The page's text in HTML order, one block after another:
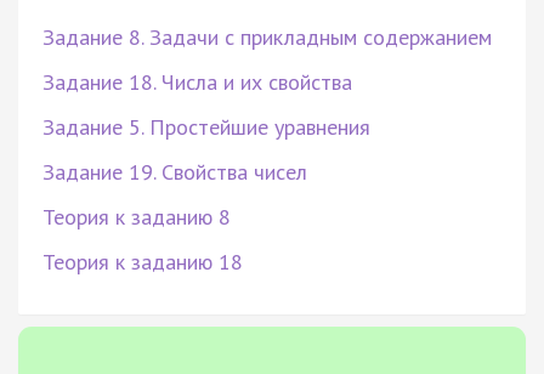
Задание 8. Задачи с прикладным содержанием
Задание 18. Числа и их свойства
Задание 5. Простейшие уравнения
Задание 19. Свойства чисел
Теория к заданию 8
Теория к заданию 18